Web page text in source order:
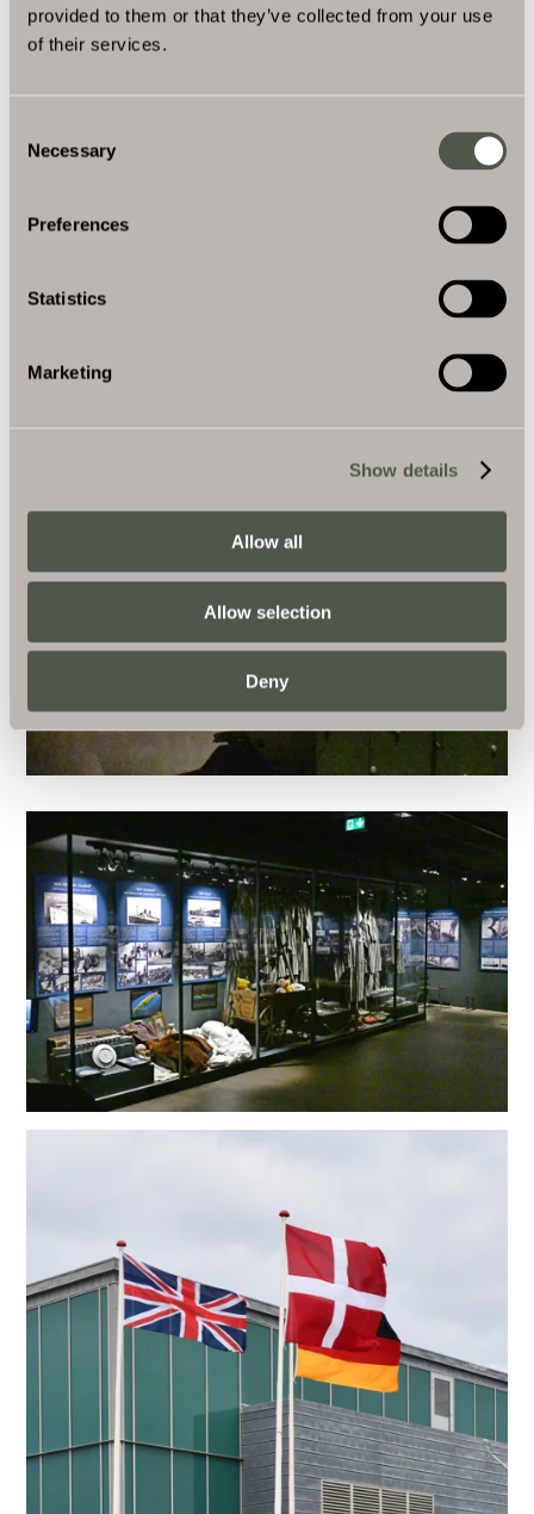
provided to them or that they’ve collected from your use
of their services.
Selection
Necessary
Preferences
Statistics
Marketing
Show details
Allow all
Allow selection
Deny